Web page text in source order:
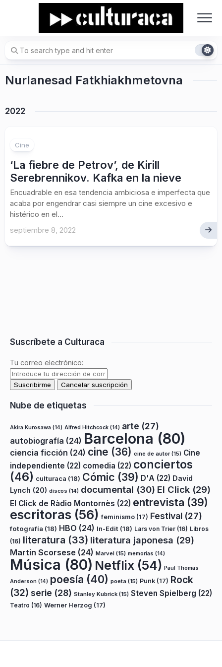
Nurlanesad Fatkhiakhmetovna
2022
Cine
‘La fiebre de Petrov’, de Kirill
Serebrennikov. Kafka en la nieve
Encuadrable en esa tendencia ambiciosa e imperfecta que
acaba por engendrar casi siempre un cine excesivo e
histérico en el...
septiembre 8, 2022
Suscríbete a Culturaca
Tu correo electrónico:
Nube de etiquetas
Akira Kurosawa (14) Alfred Hitchcock (14) arte (27)
autobiografía (24) Barcelona (80)
ciencia ficción (24) cine (36) cine de autor(15) Cine
independiente (22) comedia (22) conciertos
(46) culturaca (18) Cómic (39) D'A (22) David
Lynch (20) discos (14) documental (30) El Click (29)
El Click de Ràdio Montornès (22) entrevista (39)
escritoras (56) feminismo (17) Festival (27)
fotografía (18) HBO (24) In-Edit (18) Lars von Trier (16) Libros
(16) literatura (33) literatura japonesa (29)
Martin Scorsese (24) Marvel (15) memorias (14)
Música (80) Netflix (54) Paul Thomas
Anderson (14) poesía (40) poeta (15) Punk (17) Rock
(32) serie (28) Stanley Kubrick (15) Steven Spielberg (22)
Teatro (16) Werner Herzog (17)